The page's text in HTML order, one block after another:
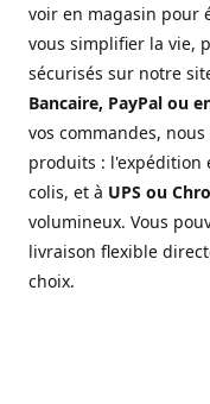
voir en magasin pour
vous simplifier la vie,
sécurisés sur notre
Bancaire, PayPal ou
vos commandes,
produits : l'expédition
colis, et à UPS ou
volumineux. Vous
livraison flexible
choix.